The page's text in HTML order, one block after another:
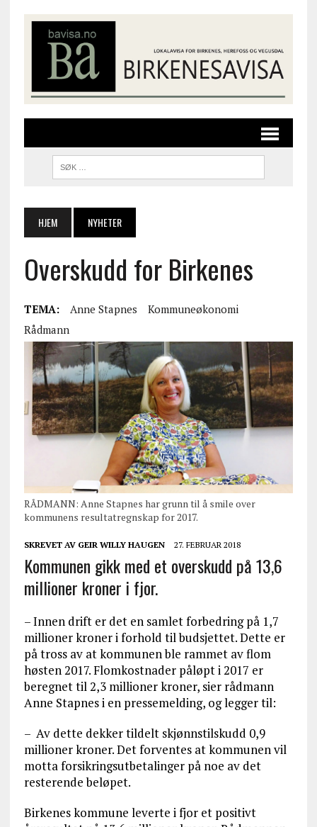
HJEM NYHETER
Overskudd for Birkenes
TEMA: Anne Stapnes
Kommuneøkonomi
Rådmann
RÅDMANN: Anne Stapnes har grunn til å smile over
kommunens resultatregnskap for 2017.
SKREVET AV GEIR WILLY HAUGEN 27. FEBRUAR 2018
Kommunen gikk med et overskudd på 13,6
millioner kroner i fjor.
– Innen drift er det en samlet forbedring på 1,7
millioner kroner i forhold til budsjettet. Dette er
på tross av at kommunen ble rammet av flom
høsten 2017. Flomkostnader påløpt i 2017 er
beregnet til 2,3 millioner kroner, sier rådmann
Anne Stapnes i en pressemelding, og legger til:
– Av dette dekker tildelt skjønnstilskudd 0,9
millioner kroner. Det forventes at kommunen vil
motta forsikringsutbetalinger på noe av det
resterende beløpet.
Birkenes kommune leverte i fjor et positivt